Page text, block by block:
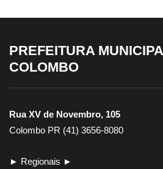
PREFEITURA
COLOMBO
Rua XV de Novembro, 105
Colombo PR (41) 3656-8080
► Regionais ►